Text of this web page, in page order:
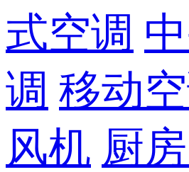
式空调
调 移动
风机 厨